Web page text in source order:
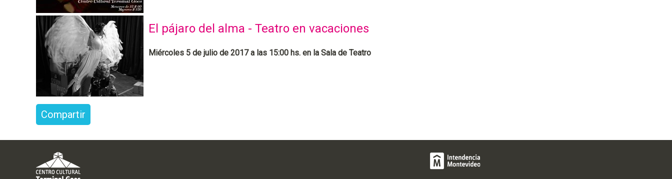
El pájaro del alma - Teatro en vacaciones
Miércoles 5 de julio de 2017 a las 15:00 hs. en la Sala de Teatro
Compartir